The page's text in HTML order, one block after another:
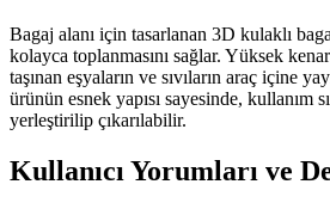
Bagaj alanı için tasarlanan 3D kulaklı
kolayca toplanmasını sağlar. Yüksek
taşınan eşyaların ve sıvıların araç içine
ürünün esnek yapısı sayesinde, kullanım
yerleştirilip çıkarılabilir.
Kullanıcı Yorumları ve